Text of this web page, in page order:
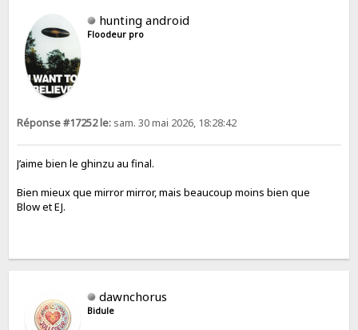
hunting android
Floodeur pro
Réponse #17252 le: sam. 30 mai 2026, 18:28:42
J’aime bien le ghinzu au final.
Bien mieux que mirror mirror, mais beaucoup moins bien que
Blow et EJ.
dawnchorus
Bidule